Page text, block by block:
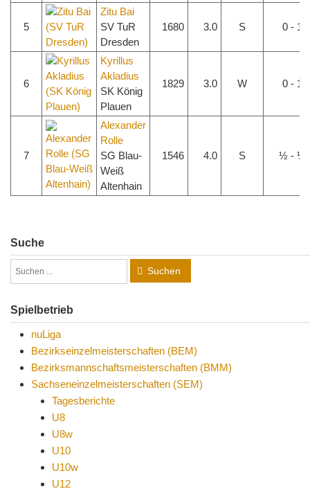
5
Zitu Bai
SV TuR
Dresden
1680 3.0 S 0 - 1
6
Kyrillus
Akladius
SK König
Plauen
1829 3.0 W 0 - 1
7
Alexander
Rolle
SG Blau-
Weiß
Altenhain
1546 4.0 S ½ - ½
Suche
Suchen
Spielbetrieb
nuLiga
Bezirkseinzelmeisterschaften (BEM)
Bezirksmannschaftsmeisterschaften (BMM)
Sachseneinzelmeisterschaften (SEM)
Tagesberichte
U8
U8w
U10
U10w
U12